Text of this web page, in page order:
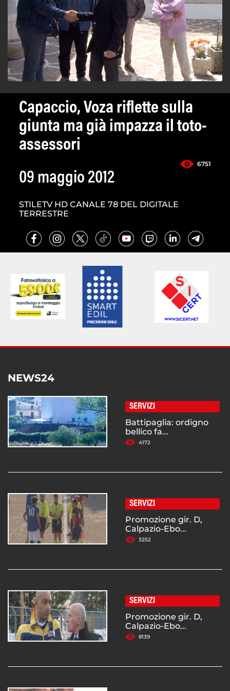
Capaccio, Voza riflette sulla
giunta ma già impazza il toto-
assessori
6751
09 maggio 2012
STILETV HD CANALE 78 DEL DIGITALE
TERRESTRE
NEWS24
SERVIZI
Battipaglia: ordigno
bellico fa...
4172
SERVIZI
Promozione gir. D,
Calpazio-Ebo...
3252
SERVIZI
Promozione gir. D,
Calpazio-Ebo...
8139